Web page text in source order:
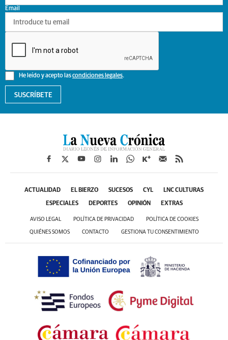
He leído y acepto lascondiciones legales.
Email
SUSCRÍBETE
ACTUALIDAD EL BIERZO SUCESOS CYL LNC CULTURAS
ESPECIALES DEPORTES OPINIÓN EXTRAS
AVISO LEGAL POLÍTICA DE PRIVACIDAD POLÍTICA DE COOKIES
QUIÉNES SOMOS CONTACTO GESTIONA TU CONSENTIMIENTO